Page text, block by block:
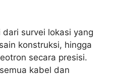
survei lokasi yang
konstruksi, hingga
secara presisi.
kabel dan